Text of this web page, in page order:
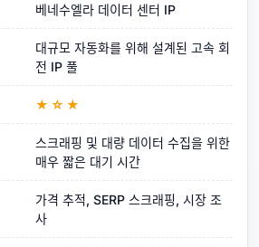
베네수엘라 데이터 센터 IP
대규모 자동화를 위해 설계된 고속 회
전 IP 풀
★☆★
스크래핑 및 대량 데이터 수집을 위한
매우 짧은 대기 시간
가격 추적, SERP 스크래핑, 시장 조
사